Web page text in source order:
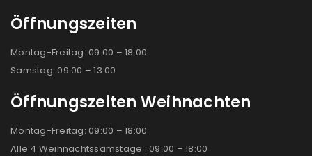
Öffnungszeiten
Montag-Freitag: 09:00 – 18:00
Samstag: 09:00 – 13:00
Öffnungszeiten Weihnachten
Montag-Freitag: 09:00 – 18:00
Alle 4 Weihnachtssamstage : 09:00 – 18:00